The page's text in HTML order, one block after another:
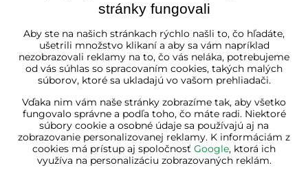
stránky fungovali
Aby ste na našich stránkach rýchlo našli to, čo hľadáte,
ušetrili množstvo klikaní a aby sa vám napríklad
nezobrazovali reklamy na to, čo vás neláka, potrebujeme
od vás súhlas so spracovaním cookies, takých malých
súborov, ktoré sa ukladajú vo vašom prehliadači.
Vďaka nim vám naše stránky zobrazíme tak, aby všetko
fungovalo správne a podľa toho, čo máte radi. Niektoré
súbory cookie a osobné údaje sa používajú aj na
zobrazovanie personalizovanej reklamy. K informáciám z
cookies má prístup aj spoločnosť Google, ktorá ich
využíva na personalizáciu zobrazovaných reklám.